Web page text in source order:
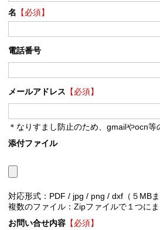
名 【必須】
電話番号
メールアドレス 【必須】
＊なりすまし防止のため、gmailやocn
添付ファイル
対応形式：PDF / jpg / png / dxf（５MBま
複数のファイル：Zipファイルで１つにま
お問い合せ内容【必須】